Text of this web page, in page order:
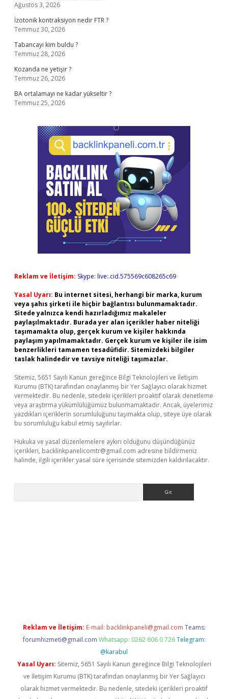
Ağustos 3, 2026
İzotonik kontraksiyon nedir FTR ?
Temmuz 30, 2026
Tabancayı kim buldu ?
Temmuz 28, 2026
Kozanda ne yetişir ?
Temmuz 26, 2026
BA ortalamayı ne kadar yükseltir ?
Temmuz 25, 2026
Reklam ve İletişim: Skype: live:.cid.575569c608265c69
Yasal Uyarı: Bu internet sitesi, herhangi bir marka, kurum
veya şahıs şirketi ile hiçbir bağlantısı bulunmamaktadır.
Sitede yalnızca kendi hazırladığımız makaleler
paylaşılmaktadır. Burada yer alan içerikler haber niteliği
taşımamakta olup, gerçek kurum ve kişiler hakkında
paylaşım yapılmamaktadır. Gerçek kurum ve kişiler ile isim
benzerlikleri tamamen tesadüfidir. Sitemizdeki bilgiler
taslak halindedir ve tavsiye niteliği taşımazlar.
Sitemiz, 5651 Sayılı Kanun gereğince Bilgi Teknolojileri ve İletişim
Kurumu (BTK) tarafından onaylanmış bir Yer Sağlayıcı olarak hizmet
vermektedir. Bu nedenle, sitedeki içerikleri proaktif olarak denetleme
veya araştırma yükümlülüğümüz bulunmamaktadır. Ancak, üyelerimiz
yazdıkları içeriklerin sorumluluğunu taşımakta olup, siteye üye olarak
bu sorumluluğu kabul etmiş sayılırlar.
Hukuka ve yasal düzenlemelere aykırı olduğunu düşündüğünüz
içerikleri, backlinkpanelicomtr@gmail.com adresine bildirmeniz
halinde, ilgili içerikler yasal süre içerisinde sitemizden kaldırılacaktır.
Reklam ve İletişim: E-mail: backlinkpaneli@gmail.com Teams:
forumhizmeti@gmail.com Whatsapp: 0262 606 0 726 Telegram:
@karabul
Yasal Uyarı: Sitemiz, 5651 Sayılı Kanun gereğince Bilgi Teknolojileri
ve İletişim Kurumu (BTK) tarafından onaylanmış bir Yer Sağlayıcı
olarak hizmet vermektedir. Bu nedenle, sitedeki içerikleri proaktif